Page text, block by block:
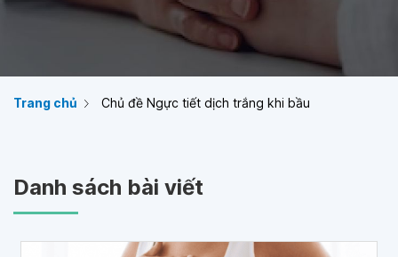
Trang chủ Chủ đề Ngực tiết dịch trắng khi bầu
Danh sách bài viết